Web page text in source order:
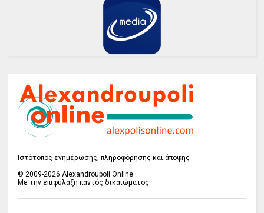
Ιστότοπος ενημέρωσης, πληροφόρησης και άποψης
© 2009-2026 Alexandroupoli Online
Με την επιφύλαξη παντός δικαιώματος.